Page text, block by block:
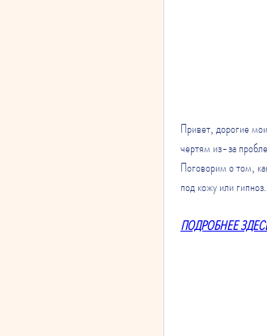
Привет, дорогие
чертям из-за
Поговорим о том,
под кожу или
ПОДРОБНЕЕ